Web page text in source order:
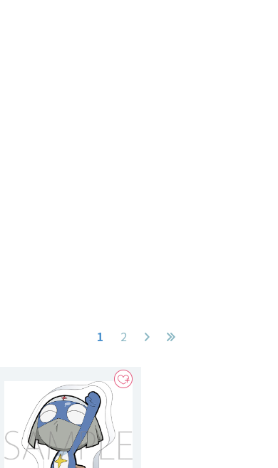
1 2